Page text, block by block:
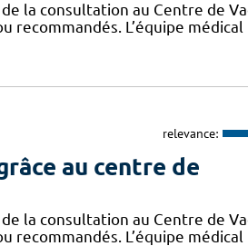
la consultation au Centre de
recommandés. L’équipe médical
relevance:
au centre de
la consultation au Centre de
recommandés. L’équipe médical